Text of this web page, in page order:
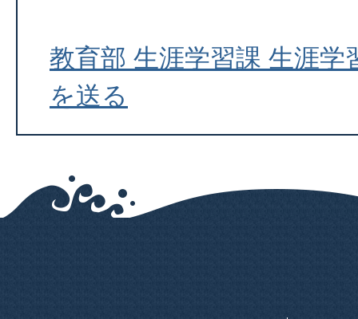
教育部 生涯学習課 生涯学
を送る